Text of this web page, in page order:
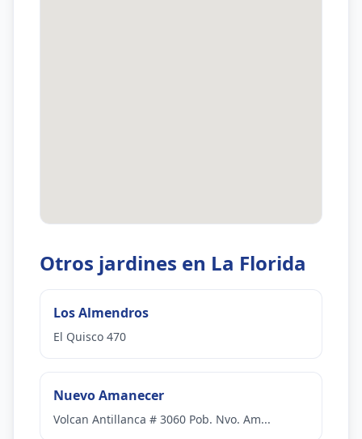
Otros jardines en La Florida
Los Almendros
El Quisco 470
Nuevo Amanecer
Volcan Antillanca # 3060 Pob. Nvo. Am...